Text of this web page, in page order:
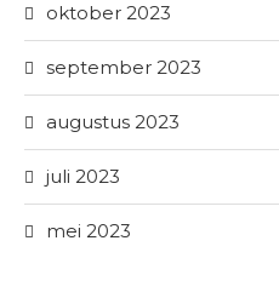
oktober 2023
september 2023
augustus 2023
juli 2023
mei 2023